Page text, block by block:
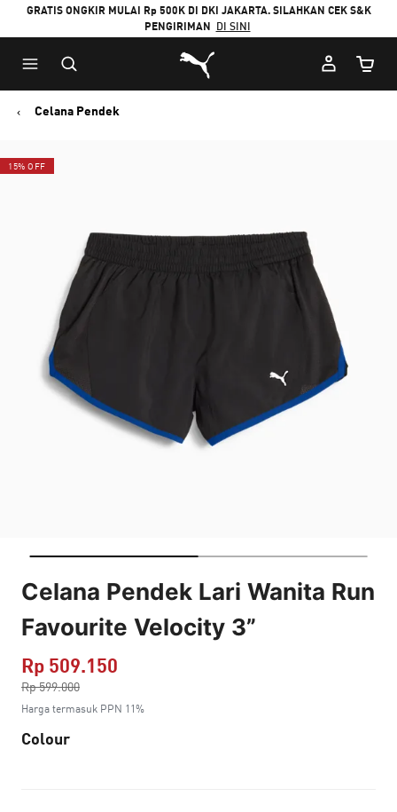
GRATIS ONGKIR MULAI Rp 500K DI DKI JAKARTA. SILAHKAN CEK S&K
PENGIRIMAN DI SINI
Puma Beranda
Celana Pendek
15% OFF
Celana Pendek Lari Wanita Run
Favourite Velocity 3”
Rp 509.150
Rp 599.000
ke
Harga termasuk PPN 11%
Colour